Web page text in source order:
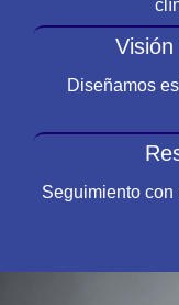
Diseñamos
Seguimiento con